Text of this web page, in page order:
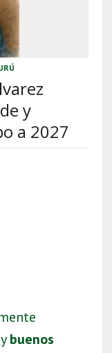
y
a 2027
buenos